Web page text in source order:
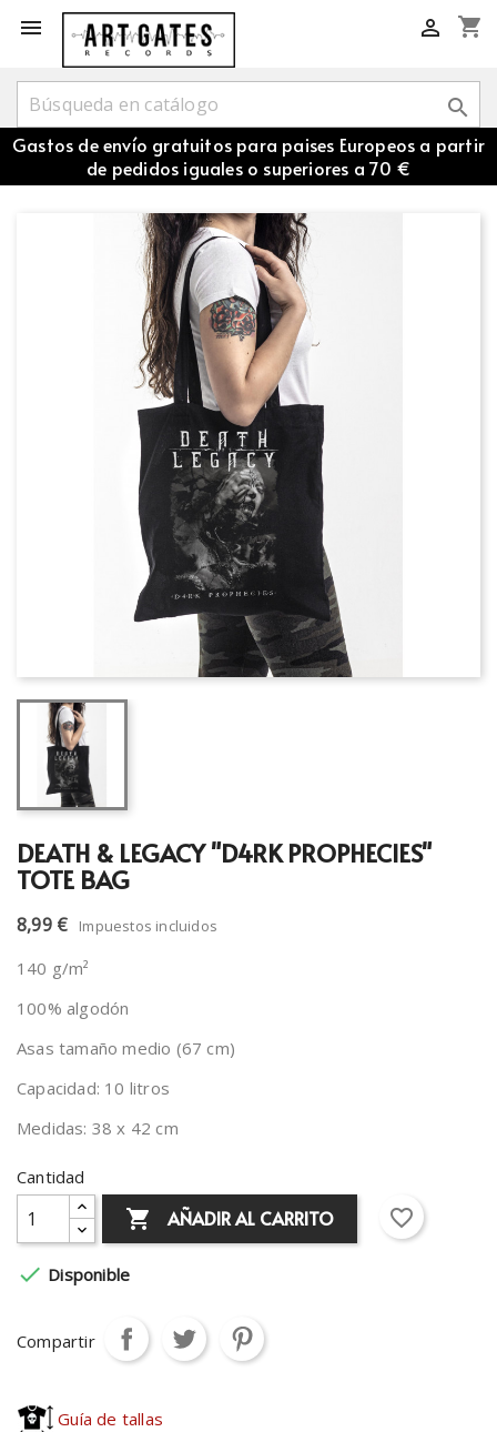
 shopping_cart


Gastos de envío gratuitos para paises Europeos a partir
de pedidos iguales o superiores a 70 €
DEATH & LEGACY "D4RK PROPHECIES"
TOTE BAG
8,99 € Impuestos incluidos
140 g/m²
100% algodón
Asas tamaño medio (67 cm)
Capacidad: 10 litros
Medidas: 38 x 42 cm
Cantidad
 AÑADIR AL CARRITO favorite_border
 Disponible
Compartir
Guía de tallas